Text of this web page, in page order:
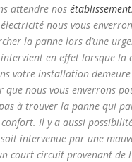
attendre nos
nous vous
la panne lors d’une
en effet lorsque la
votre installation
que nous vous enverrons
à trouver la panne qui
Il y a aussi
intervenue par une
court-circuit provenant de